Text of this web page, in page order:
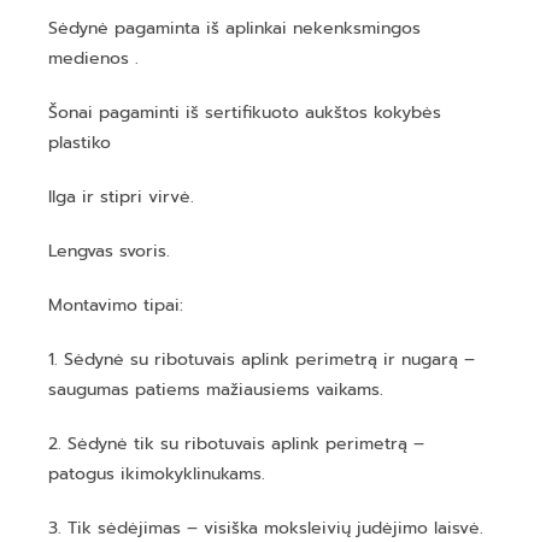
Sėdynė pagaminta iš aplinkai nekenksmingos
medienos .
Šonai pagaminti iš sertifikuoto aukštos kokybės
plastiko
Ilga ir stipri virvė.
Lengvas svoris.
Montavimo tipai:
1. Sėdynė su ribotuvais aplink perimetrą ir nugarą –
saugumas patiems mažiausiems vaikams.
2. Sėdynė tik su ribotuvais aplink perimetrą –
patogus ikimokyklinukams.
3. Tik sėdėjimas – visiška moksleivių judėjimo laisvė.